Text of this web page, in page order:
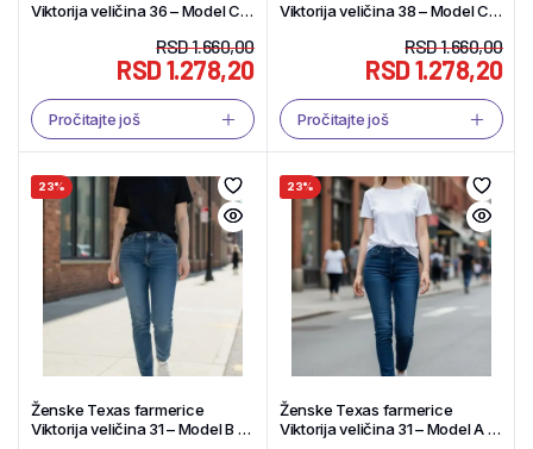
Viktorija veličina 36 – Model C –
RSD1.660,00
RSD1.278,20
Pročitajte još
Viktorija veličina 38 – Model C –
RSD1.660,00
RSD1.278,20
Pročitajte još
23%
Ženske Texas farmerice
Viktorija veličina 31 – Model B –
23%
Ženske Texas farmerice
Viktorija veličina 31 – Model A –